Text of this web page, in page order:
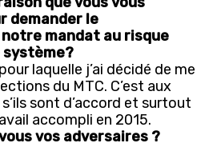
demander le
mandat au risque
système?
laquelle j’ai décidé de me
du MTC. C’est aux
sont d’accord et surtout
accompli en 2015.
vos adversaires ?